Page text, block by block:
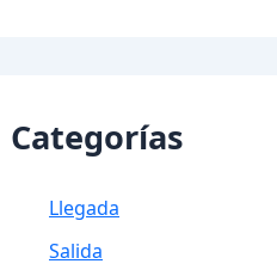
Categorías
Llegada
Salida